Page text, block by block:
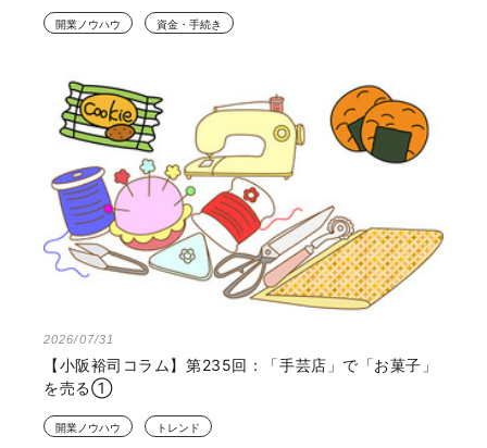
開業ノウハウ 資金・手続き
2026/07/31
【小阪裕司コラム】第235回：「手芸店」で「お菓子」
を売る①
開業ノウハウ トレンド